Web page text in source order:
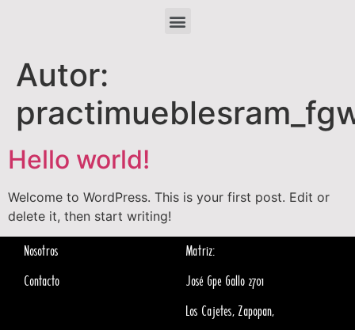
Autor:
Hello world!
Welcome to WordPress. This is your first post. Edit or
delete it, then start writing!
Nosotros
Contacto
Matriz:
José Gpe Gallo 2701
Los Cajetes, Zapopan,